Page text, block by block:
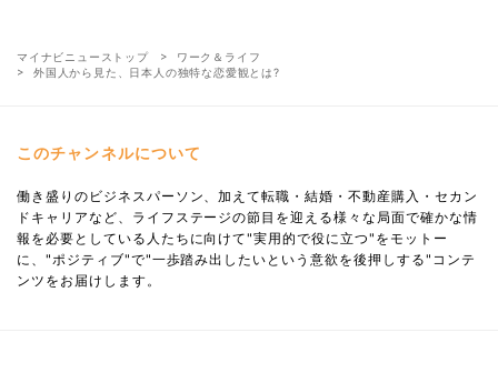
マイナビニューストップ
ワーク＆ライフ
外国人から見た、日本人の独特な恋愛観とは?
このチャンネルについて
働き盛りのビジネスパーソン、加えて転職・結婚・不動産購入・セカン
ドキャリアなど、ライフステージの節目を迎える様々な局面で確かな情
報を必要としている人たちに向けて"実用的で役に立つ"をモットー
に、"ポジティブ"で"一歩踏み出したいという意欲を後押しする"コンテ
ンツをお届けします。